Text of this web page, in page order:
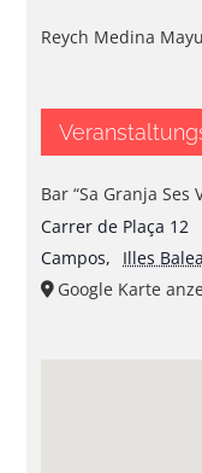
Reych Medina
Bar “Sa Granja
Carrer de Plaça 12
Campos, Illes
Google Karte